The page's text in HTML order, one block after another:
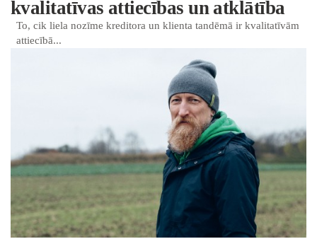
kvalitatīvas attiecības un atklātība
To, cik liela nozīme kreditora un klienta tandēmā ir kvalitatīvām
attiecībā...